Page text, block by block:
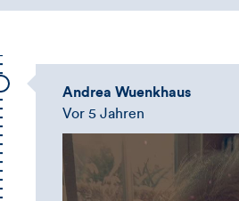
Andrea Wuenkhaus
Vor 5 Jahren